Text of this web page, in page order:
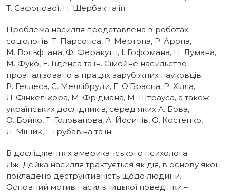
Т. Сафонової, Н. Щербак та ін.
Проблема насилля представлена в роботах
соціологів: Т. Парсонса, Р. Мертона, Р. Арона,
М. Вольфгана, Ф. Феракутті, І. Гоффмана, Н. Лумана,
М. Фуко, Е. Гіденса та ін. Сімейне насильство
проаналізовано в працях зарубіжних науковців:
Р. Геллеса, Є. Меллібруди, Г. О’Браєна, Р. Хілла,
Д. Фінкельхора, М. Фрідмана, М. Штрауса, а також
українських дослідників, серед яких А. Бова,
О. Бойко, Т. Голованова, А. Йосипів, О. Костенко,
Л. Міщик, І. Трубавіна та ін.
В дослідженнях американського психолога
Дж. Дейка насилля трактується як дія, в основу якої
покладено деструктивність щодо людини.
Основний мотив насильницької поведінки –